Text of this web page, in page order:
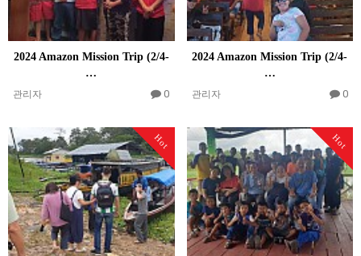
2024 Amazon Mission Trip (2/4-
…
관리자 0
2024 Amazon Mission Trip (2/4-
…
관리자 0
Hot Hot